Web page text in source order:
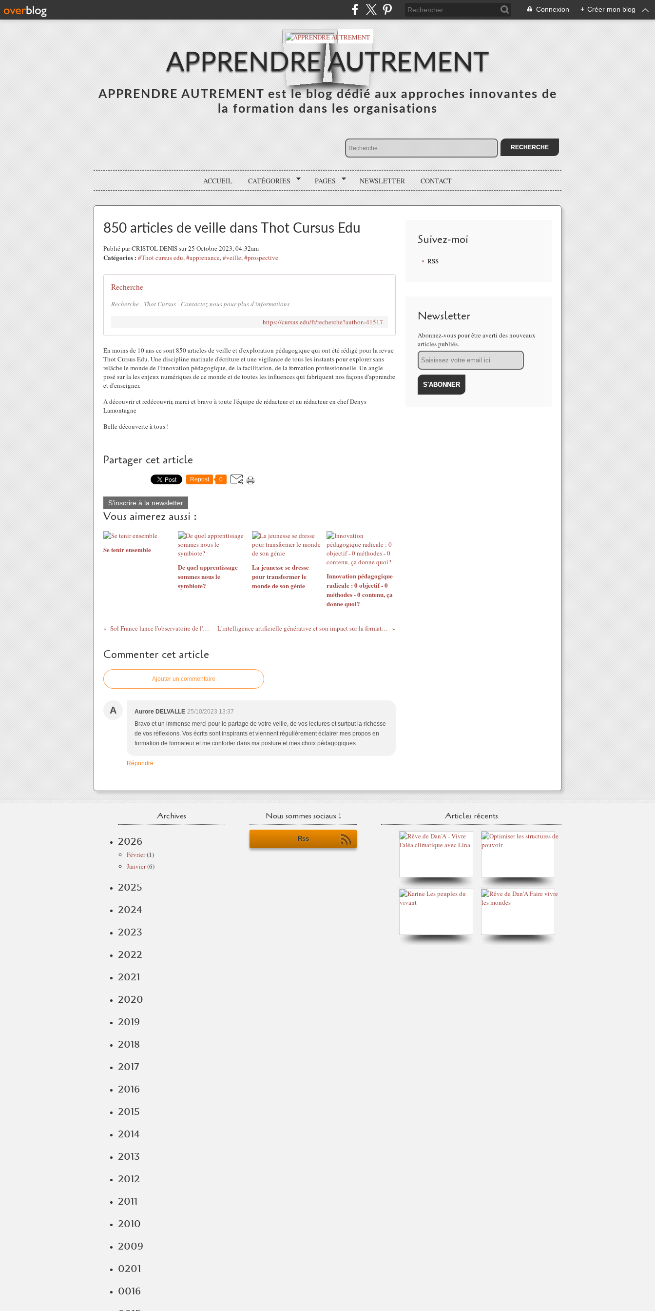
Connexion + Créer mon blog
APPRENDRE AUTREMENT
APPRENDRE AUTREMENT est le blog dédié aux approches innovantes de
la formation dans les organisations
ACCUEIL CATÉGORIES PAGES NEWSLETTER CONTACT
850 articles de veille dans Thot Cursus Edu
Publié par CRISTOL DENIS sur 25 Octobre 2023, 04:32am
Catégories : #Thot cursus edu,#apprenance,#veille,#prospective
Recherche
Recherche - Thot Cursus - Contactez-nous pour plus d'informations
https://cursus.edu/fr/recherche?author=41517
En moins de 10 ans ce sont 850 articles de veille et d'exploration pédagogique qui ont été rédigé pour la revue
Thot Cursus Edu. Une discipline matinale d'écriture et une vigilance de tous les instants pour explorer sans
relâche le monde de l'innovation pédagogique, de la facilitation, de la formation professionnelle. Un angle
posé sur la les enjeux numériques de ce monde et de toutes les influences qui fabriquent nos façons d'apprendre
et d'enseigner.
A découvrir et redécouvrir, merci et bravo à toute l'équipe de rédacteur et au rédacteur en chef Denys
Lamontagne
Belle découverte à tous !
Partager cet article
Repost 0
S'inscrire à la newsletter
Vous aimerez aussi :
Se tenir ensemble
De quel apprentissage
sommes nous le
symbiote?
La jeunesse se dresse
pour transformer le
monde de son génie
Innovation pédagogique
radicale : 0 objectif - 0
méthodes - 0 contenu, ça
donne quoi?
Sol France lance l'observatoire de l'apprenance L'intelligence artificielle générative et son impact sur la formation, on en parle?
Commenter cet article
Ajouter un commentaire
A Aurore DELVALLE 25/10/2023 13:37
Bravo et un immense merci pour le partage de votre veille, de vos lectures et surtout la richesse
de vos réflexions. Vos écrits sont inspirants et viennent régulièrement éclairer mes propos en
formation de formateur et me conforter dans ma posture et mes choix pédagogiques.
Répondre
Suivez-moi
RSS
Newsletter
Abonnez-vous pour être averti des nouveaux
articles publiés.
Email
Archives
2026
Février(1)
Janvier(6)
2025
2024
2023
2022
2021
2020
2019
2018
2017
2016
2015
2014
2013
2012
2011
2010
2009
0201
0016
Nous sommes sociaux !
Rss
Articles récents